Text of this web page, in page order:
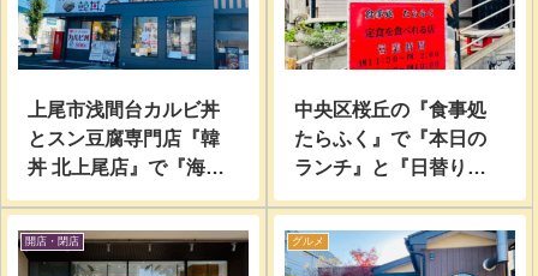
上尾市浅間台カルビ丼
とスン豆腐専門店『韓
丼 北上尾店』で『海鮮
スン豆腐』『牛すじ肉
トして食べてみた。
中央区桜丘の『食事処
たらふく』で『本日の
ランチ』と『日替り刺
身&とりからあげ定食』
開店・閉店 グルメ